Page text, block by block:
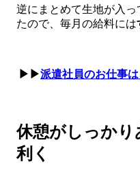
逆にまとめて生地が入
たので、毎月の給料には
▶▶派遣社員のお仕事
休憩がしっかり
利く